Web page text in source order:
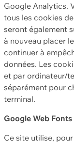
Google Analytics.
tous les cookies
seront également
à nouveau placer
continuer à
données. Les
et par ordinateur/
séparément pour
terminal.
Google Web Fonts
Ce site utilise,